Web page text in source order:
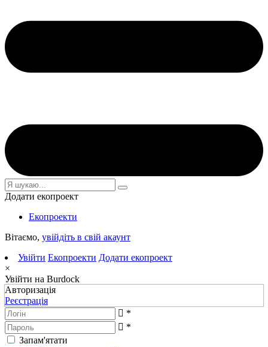
Додати екопроект
Екопроекти
Вітаємо, увійдіть в свій акаунт
Увійти Екопроекти Додати екопроект
×
Увійти на Burdock
Авторизація
Реєстрація
*
*
Запам'ятати